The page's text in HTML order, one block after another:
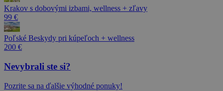
Krakov s dobovými izbami, wellness + zľavy
99 €
Poľské Beskydy pri kúpeľoch + wellness
200 €
Nevybrali ste si?
Pozrite sa na ďalšie výhodné ponuky!